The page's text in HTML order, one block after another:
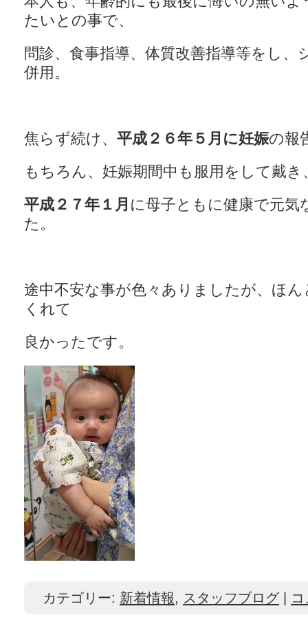
たいとの事で、
問診、食事指導、体質改善指導等をし、
併用。
焦らず続け、 平成２６年５月に妊娠の報
もちろん、妊娠期間中も服用をして戴き
平成２７年１月 に母子ともに健康で元気
た。
途中不安な事が色々ありましたが、ほ
くれて
良かったです。
カテゴリー: 新着情報, スタッフブログ|